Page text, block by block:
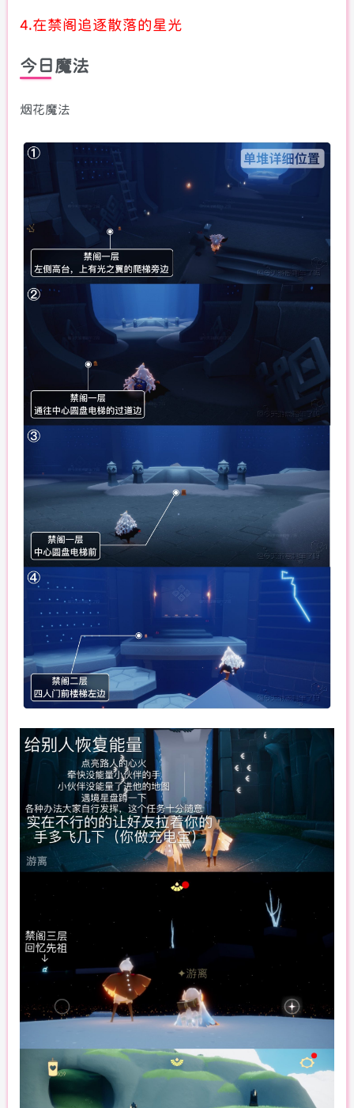
4.在禁阁追逐散落的星光
今日魔法
烟花魔法